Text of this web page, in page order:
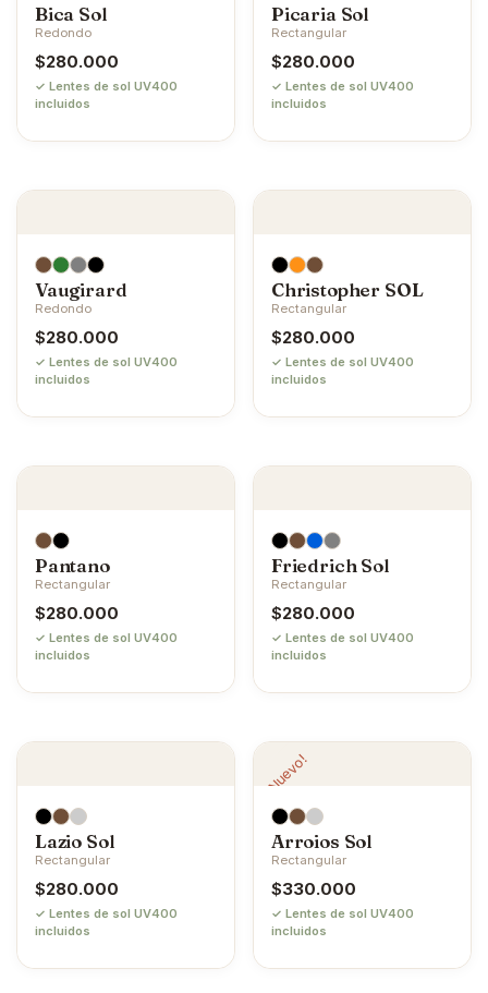
Bica Sol
Redondo
$280.000
✓ Lentes de sol UV400
incluidos
Picaria Sol
Rectangular
$280.000
✓ Lentes de sol UV400
incluidos
Vaugirard
Redondo
$280.000
✓ Lentes de sol UV400
incluidos
Christopher SOL
Rectangular
$280.000
✓ Lentes de sol UV400
incluidos
Pantano
Rectangular
$280.000
✓ Lentes de sol UV400
incluidos
Friedrich Sol
Rectangular
$280.000
✓ Lentes de sol UV400
incluidos
Lazio Sol
Rectangular
$280.000
✓ Lentes de sol UV400
incluidos
¡Nuevo!
Arroios Sol
Rectangular
$330.000
✓ Lentes de sol UV400
incluidos